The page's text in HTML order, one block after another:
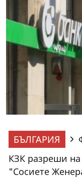
БЪЛГАРИЯ
КЗК разреши
"Сосиете